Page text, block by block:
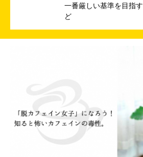
一番厳しい基準を目指す
ど